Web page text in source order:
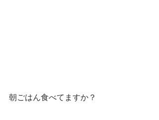
朝ごはん食べてますか？